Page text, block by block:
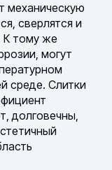
механическую
сверлятся и
К тому же
могут
среде. Слитки
долговечны,